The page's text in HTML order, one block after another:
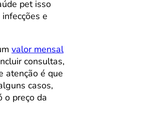
pet isso
e
valor mensal
consultas,
atenção é que
casos,
o preço da